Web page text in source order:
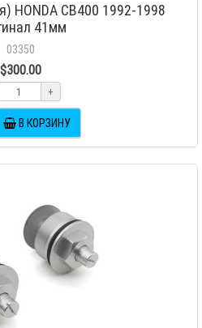
HONDA CB400 1992-1998
41мм
03350
$300.00
+
В КОРЗИНУ